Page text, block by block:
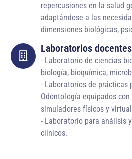
repercusiones en la salud
adaptándose a las
dimensiones biológicas,
Laboratorios docentes
- Laboratorio de ciencias
biología, bioquímica,
- Laboratorios de prácticas
Odontología equipados
simuladores físicos y
- Laboratorio para análisis
clínicos.